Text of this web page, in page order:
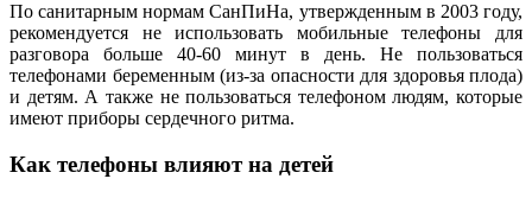
По санитарным нормам СанПиНа, утвержденным в 2003 году,
рекомендуется не использовать мобильные телефоны для
разговора больше 40-60 минут в день. Не пользоваться
телефонами беременным (из-за опасности для здоровья плода)
и детям. А также не пользоваться телефоном людям, которые
имеют приборы сердечного ритма.
Как телефоны влияют на детей